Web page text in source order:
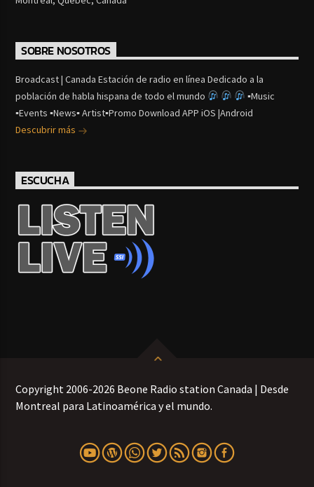
SOBRE NOSOTROS
Broadcast | Canada Estación de radio en línea Dedicado a la
población de habla hispana de todo el mundo
▪Music
▪Events ▪News▪ Artist▪Promo Download APP iOS |Android
Descubrir más
ESCUCHA
Copyright 2006-2026 Beone Radio station Canada | Desde
Montreal para Latinoamérica y el mundo.